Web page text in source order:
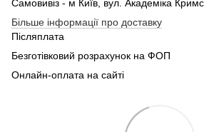
Самовивіз - м Київ, вул. Академіка
Більше інформації про доставку
Післяплата
Безготівковий розрахунок на ФОП
Онлайн-оплата на сайті